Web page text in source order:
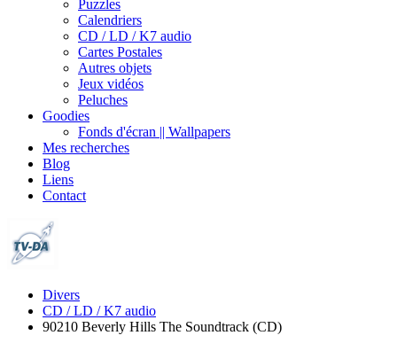
Puzzles
Calendriers
CD / LD / K7 audio
Cartes Postales
Autres objets
Jeux vidéos
Peluches
Goodies
Fonds d'écran || Wallpapers
Mes recherches
Blog
Liens
Contact
Divers
CD / LD / K7 audio
90210 Beverly Hills The Soundtrack (CD)